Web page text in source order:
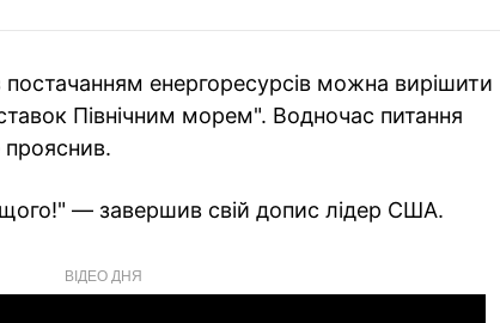
енергоресурсів можна вирішити
Північним морем". Водночас питання
прояснив.
— завершив свій допис лідер США.
ВІДЕО ДНЯ